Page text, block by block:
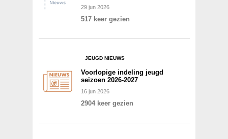
29 jun 2026
517 keer gezien
JEUGD NIEUWS
Voorlopige indeling jeugd
seizoen 2026-2027
16 jun 2026
2904 keer gezien